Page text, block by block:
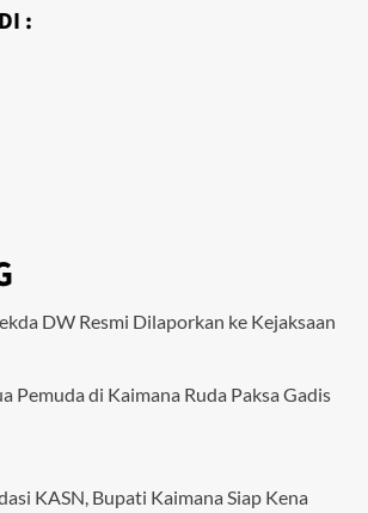
:
DW Resmi Dilaporkan ke Kejaksaan
Pemuda di Kaimana Ruda Paksa Gadis
KASN, Bupati Kaimana Siap Kena